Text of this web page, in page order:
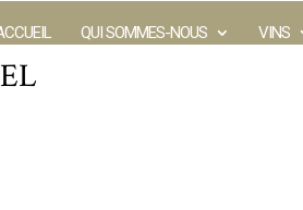
QUI SOMMES-NOUS VINS